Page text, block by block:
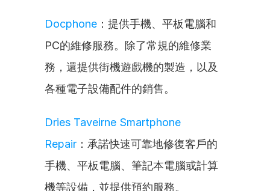
Docphone ：提供手機、平板電腦和
PC的維修服務。除了常規的維修業
務，還提供街機遊戲機的製造，以及
各種電子設備配件的銷售。
Dries Taveirne Smartphone
Repair ：承諾快速可靠地修復客戶的
手機、平板電腦、筆記本電腦或計算
機等設備，並提供預約服務。